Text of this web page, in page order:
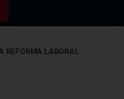
REFORMA LABORAL